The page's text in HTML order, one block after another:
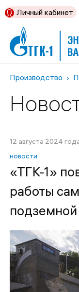
Личный кабинет
Производство
12 августа 2024
новости
«ТГК-1»
работы